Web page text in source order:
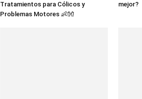
Tratamientos para Cólicos y
Problemas Motores 👶👐
mejor?